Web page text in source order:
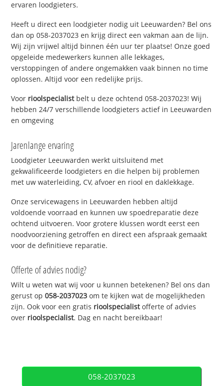
ervaren loodgieters.
Heeft u direct een loodgieter nodig uit Leeuwarden? Bel ons
dan op 058-2037023 en krijg direct een vakman aan de lijn.
Wij zijn vrijwel altijd binnen één uur ter plaatse! Onze goed
opgeleide medewerkers kunnen alle lekkages,
verstoppingen of andere ongemakken vaak binnen no time
oplossen. Altijd voor een redelijke prijs.
Voor rioolspecialistbelt u deze ochtend 058-2037023! Wij
hebben 24/7 verschillende loodgieters actief in Leeuwarden
en omgeving
Jarenlange ervaring
Loodgieter Leeuwarden werkt uitsluitend met
gekwalificeerde loodgieters en die helpen bij problemen
met uw waterleiding, CV, afvoer en riool en daklekkage.
Onze servicewagens in Leeuwarden hebben altijd
voldoende voorraad en kunnen uw spoedreparatie deze
ochtend uitvoeren. Voor grotere klussen wordt eerst een
noodvoorziening getroffen en direct een afspraak gemaakt
voor de definitieve reparatie.
Offerte of advies nodig?
Wilt u weten wat wij voor u kunnen betekenen? Bel ons dan
gerust op058-2037023 om te kijken wat de mogelijkheden
zijn. Ook voor een gratis rioolspecialistofferte of advies
over rioolspecialist. Dag en nacht bereikbaar!
058-2037023